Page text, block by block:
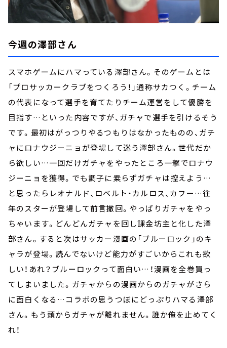
今週の澤部さん
スマホゲームにハマっている澤部さん。そのゲームとは
「プロサッカークラブをつくろう！」通称サカつく。チーム
の代表になって選手を育てたりチーム運営をして優勝を
目指す…といった内容ですが、ガチャで選手を引けるそう
です。最初はがっつりやるつもりはなかったものの、ガチ
ャにロナウジーニョが登場して迷う澤部さん。世代だか
ら欲しい…一回だけガチャをやったところ一撃でロナウ
ジーニョを獲得。でも調子に乗らずガチャは控えよう…
と思ったらレオナルド、ロベルト・カルロス、カフー…往
年のスターが登場して前言撤回。やっぱりガチャをやっ
ちゃいます。どんどんガチャを回し課金坊主と化した澤
部さん。すると次はサッカー漫画の「ブルーロック」のキ
ャラが登場。読んでないけど能力がすごいからこれも欲
しい！あれ？ブルーロックって面白い…！漫画を全巻買っ
てしまいました。ガチャからの漫画からのガチャがさら
に面白くなる…コラボの思うつぼにどっぷりハマる澤部
さん。もう頭からガチャが離れません。誰か俺を止めてく
れ！